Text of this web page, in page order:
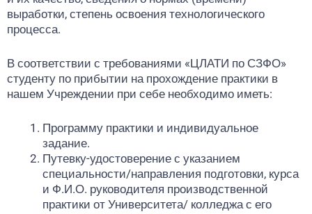
выработки, степень освоения технологического
процесса.
В соответствии с требованиями «ЦЛАТИ по СЗФО»
студенту по прибытии на прохождение практики в
нашем Учреждении при себе необходимо иметь:
Программу практики и индивидуальное
задание.
Путевку-удостоверение с указанием
специальности/направления подготовки, курса
и Ф.И.О. руководителя производственной
практики от Университета/ колледжа с его